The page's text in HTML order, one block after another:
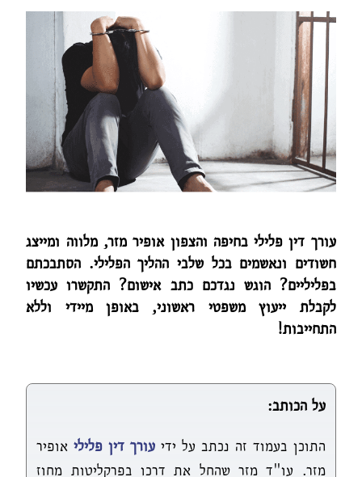
עורך דין פלילי בחיפה והצפון אופיר מזר, מלווה ומייצג
חשודים ונאשמים בכל שלבי ההליך הפלילי. הסתבכתם
בפליליים? הוגש נגדכם כתב אישום? התקשרו עכשיו
לקבלת ייעוץ משפטי ראשוני, באופן מיידי וללא
התחייבות!
על הכותב:
התוכן בעמוד זה נכתב על ידי עורך דין פליליאופיר
מזר. עו"ד מזר שהחל את דרכו בפרקליטות מחוז